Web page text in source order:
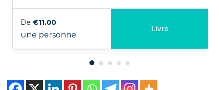
De €11.00
une personne
Livre